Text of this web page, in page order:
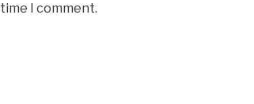
time I comment.